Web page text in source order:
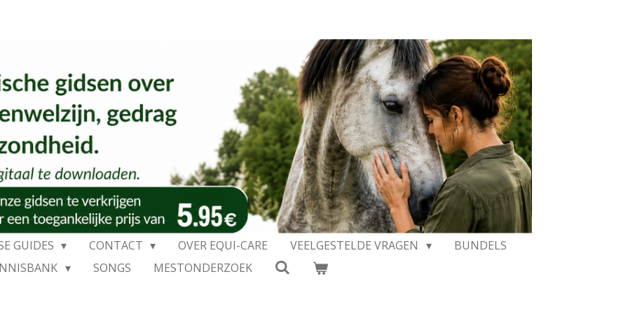
GUIDES CONTACT OVER EQUI-CARE VEELGESTELDE VRAGEN
BUNDELS
SONGS MESTONDERZOEK